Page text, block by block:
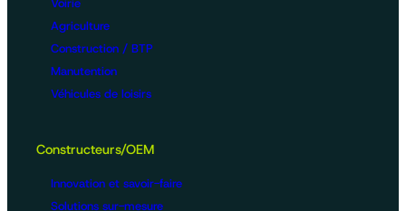
Voirie
Agriculture
Construction / BTP
Manutention
Véhicules de loisirs
Constructeurs/OEM
Innovation et savoir-faire
Solutions sur-mesure